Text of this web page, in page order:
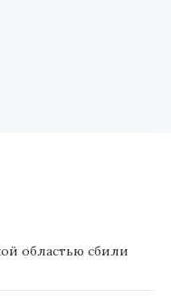
областью сбили